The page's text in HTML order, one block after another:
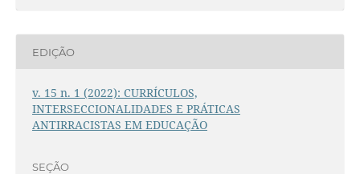
EDIÇÃO
v. 15 n. 1 (2022): CURRÍCULOS,
INTERSECCIONALIDADES E PRÁTICAS
ANTIRRACISTAS EM EDUCAÇÃO
SEÇÃO